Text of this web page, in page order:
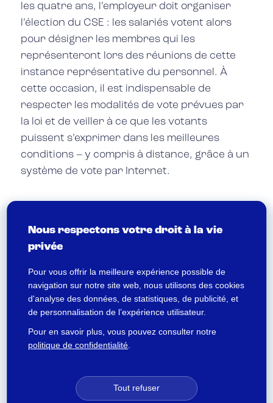
les quatre ans, l’employeur doit organiser
l’élection du CSE : les salariés votent alors
pour désigner les membres qui les
représenteront lors des réunions de cette
instance représentative du personnel. À
cette occasion, il est indispensable de
respecter les modalités de vote prévues par
la loi et de veiller à ce que les votants
puissent s’exprimer dans les meilleures
conditions – y compris à distance, grâce à un
système de vote par Internet.
Comment voter lors des élections du CSE ?
Lors de l’élection du CSE, la loi s’avère
relativement souple quant au mode de
scrutin mis en place par les entreprises. Le
papier ou à bulletin secret. On distingue trois
Nous respectons votre droit à la vie
privée
Pour vous offrir la meilleure expérience possible de
navigation sur notre site web, nous utilisons des cookies
d'analyse des données, de statistiques, de publicité, et
de personnalisation de l’expérience utilisateur.
Pour en savoir plus, vous pouvez consulter notre
politique de confidentialité
Tout refuser